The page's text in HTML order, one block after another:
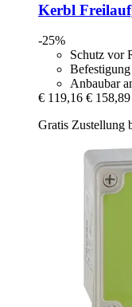
Kerbl
-25%
Schutz vor
Anbaubar
€ 119,16 € 158,89
Gratis Zustellung